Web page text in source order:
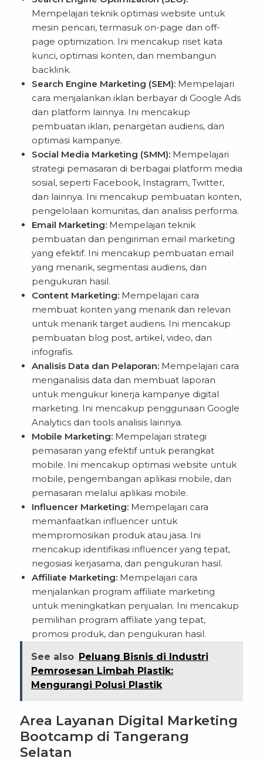
Mempelajari teknik optimasi website untuk
mesin pencari, termasuk on-page dan off-
page optimization. Ini mencakup riset kata
kunci, optimasi konten, dan membangun
backlink.
Search Engine Marketing (SEM): Mempelajari
cara menjalankan iklan berbayar di Google Ads
dan platform lainnya. Ini mencakup
pembuatan iklan, penargetan audiens, dan
optimasi kampanye.
Social Media Marketing (SMM): Mempelajari
strategi pemasaran di berbagai platform media
sosial, seperti Facebook, Instagram, Twitter,
dan lainnya. Ini mencakup pembuatan konten,
pengelolaan komunitas, dan analisis performa.
Email Marketing: Mempelajari teknik
pembuatan dan pengiriman email marketing
yang efektif. Ini mencakup pembuatan email
yang menarik, segmentasi audiens, dan
pengukuran hasil.
Content Marketing: Mempelajari cara
membuat konten yang menarik dan relevan
untuk menarik target audiens. Ini mencakup
pembuatan blog post, artikel, video, dan
infografis.
Analisis Data dan Pelaporan: Mempelajari cara
menganalisis data dan membuat laporan
untuk mengukur kinerja kampanye digital
marketing. Ini mencakup penggunaan Google
Analytics dan tools analisis lainnya.
Mobile Marketing: Mempelajari strategi
pemasaran yang efektif untuk perangkat
mobile. Ini mencakup optimasi website untuk
mobile, pengembangan aplikasi mobile, dan
pemasaran melalui aplikasi mobile.
Influencer Marketing: Mempelajari cara
memanfaatkan influencer untuk
mempromosikan produk atau jasa. Ini
mencakup identifikasi influencer yang tepat,
negosiasi kerjasama, dan pengukuran hasil.
Affiliate Marketing: Mempelajari cara
menjalankan program affiliate marketing
untuk meningkatkan penjualan. Ini mencakup
pemilihan program affiliate yang tepat,
promosi produk, dan pengukuran hasil.
See also Peluang Bisnis di Industri
Pemrosesan Limbah Plastik:
Mengurangi Polusi Plastik
Area Layanan Digital Marketing
Bootcamp di Tangerang
Selatan